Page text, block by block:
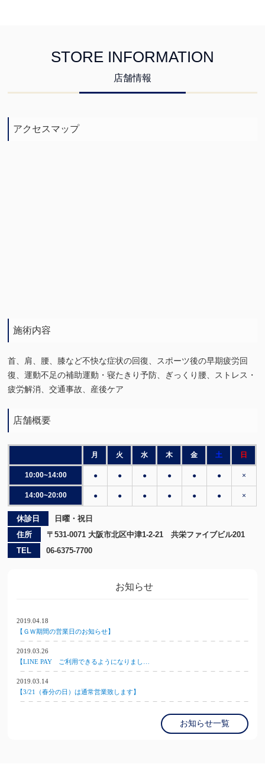
STORE INFORMATION
店舗情報
アクセスマップ
施術内容
首、肩、腰、膝など不快な症状の回復、スポーツ後の早期疲労回
復、運動不足の補助運動・寝たきり予防、ぎっくり腰、ストレス・
疲労解消、交通事故、産後ケア
店舗概要
月 火 水 木 金 土 日
10:00~14:00 ● ● ● ● ● ● ×
14:00~20:00 ● ● ● ● ● ● ×
休診日
日曜・祝日
住所
〒531-0071 大阪市北区中津1-2-21 共栄ファイブビル201
TEL
06-6375-7700
お知らせ
2019.04.18
【ＧＷ期間の営業日のお知らせ】
2019.03.26
【LINE PAY ご利用できるようになりまし…
2019.03.14
【3/21（春分の日）は通常営業致します】
お知らせ一覧